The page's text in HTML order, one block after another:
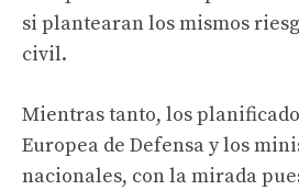
si plantearan los mismos
civil.
Mientras tanto, los
Europea de Defensa y los
nacionales, con la mirada